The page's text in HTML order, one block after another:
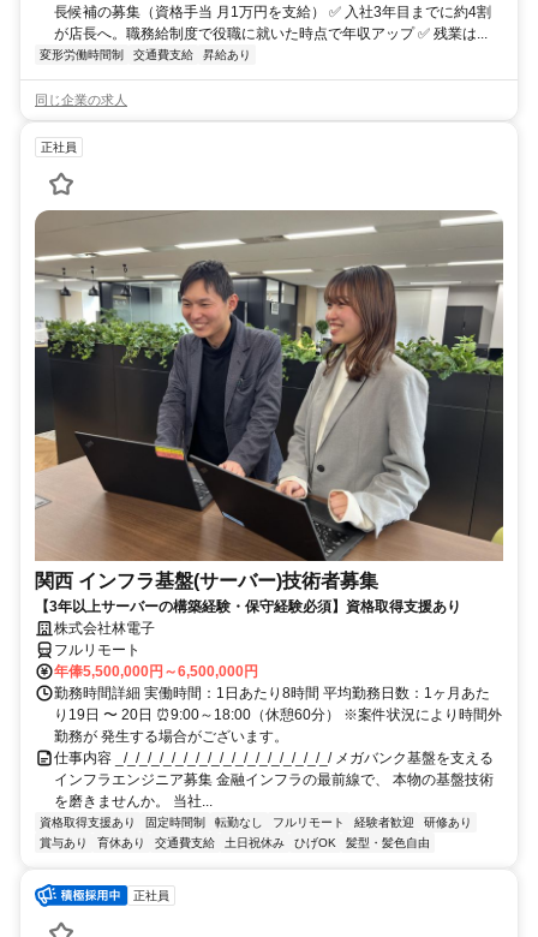
長候補の募集（資格手当 月1万円を支給） ✅ 入社3年目までに約4割
が店長へ。職務給制度で役職に就いた時点で年収アップ ✅ 残業は...
変形労働時間制 交通費支給 昇給あり
同じ企業の求人
正社員
関西 インフラ基盤(サーバー)技術者募集
【3年以上サーバーの構築経験・保守経験必須】資格取得支援あり
株式会社林電子
フルリモート
年俸5,500,000円～6,500,000円
勤務時間詳細 実働時間：1日あたり8時間 平均勤務日数：1ヶ月あた
り19日 〜 20日 ⏰9:00～18:00（休憩60分） ※案件状況により時間外
勤務が 発生する場合がございます。
仕事内容 _/_/_/_/_/_/_/_/_/_/_/_/_/_/_/_/_/_/ メガバンク基盤を支える
インフラエンジニア募集 金融インフラの最前線で、 本物の基盤技術
を磨きませんか。 当社...
資格取得支援あり 固定時間制 転勤なし フルリモート 経験者歓迎
研修あり
賞与あり
育休あり 交通費支給 土日祝休み ひげOK 髪型・髪色自由
正社員